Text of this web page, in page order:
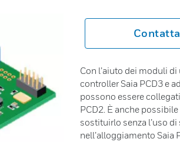
Con l’aiuto dei moduli
controller Saia PCD3 e
possono essere
PCD2. È anche
sostituirlo senza l’uso
nell’alloggiamento Saia